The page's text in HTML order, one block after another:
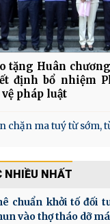
tặng Huân
định bổ nhiệm
vệ pháp luật
chặn ma tuý từ sớm,
NHIỀU NHẤT
chuẩn khởi tố đối
vào thợ tháo dỡ